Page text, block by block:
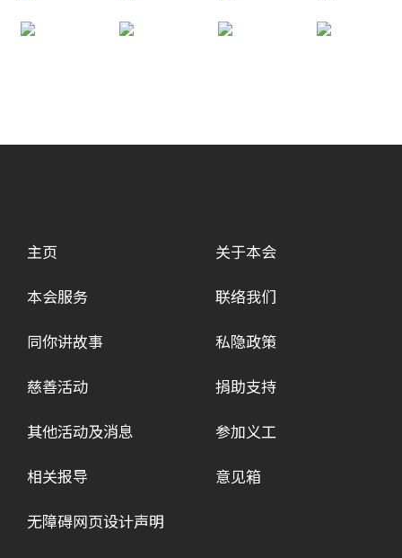
主页
本会服务
同你讲故事
慈善活动
其他活动及消息
相关报导
关于本会
联络我们
私隐政策
捐助支持
参加义工
意见箱
无障碍网页设计声明